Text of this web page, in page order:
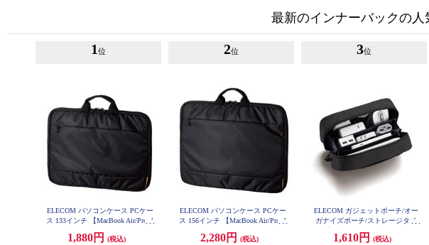
最新のインナーバックの人
1 位
ELECOM パソコンケース PCケー
ス 133インチ 【MacBook Air/Pro~1
応】 手提げ ブラック 黒 BM-IBH1
1,880円
(税込)
2位
ELECOM パソコンケース PCケー
ス 156インチ 【MacBook Air/Pro~1
応】 手提げ ブラック 黒 BM-IBH1
2,280円
(税込)
3位
ELECOM ガジェットポーチ/オー
ガナイズポーチ/ストレージタイ
1,610円
(税込)